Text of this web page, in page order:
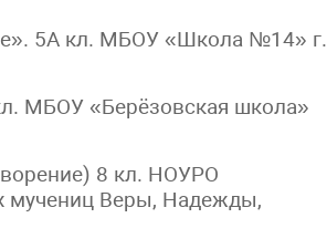
5А кл. МБОУ «Школа №14» г.
МБОУ «Берёзовская школа»
8 кл. НОУРО
мучениц Веры, Надежды,